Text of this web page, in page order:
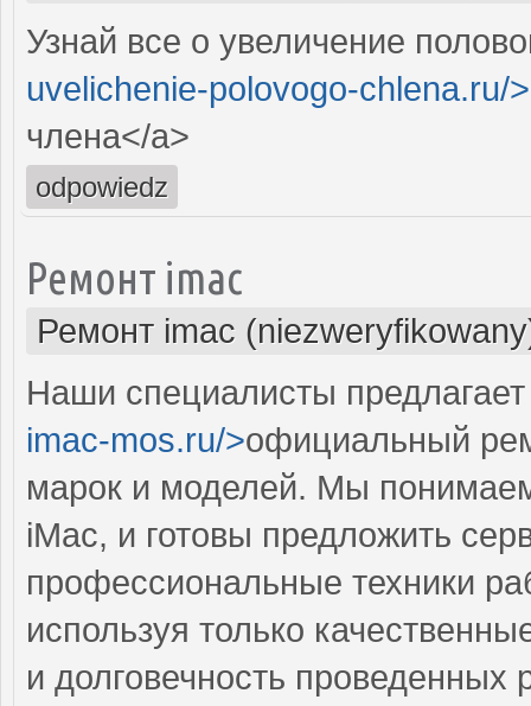
Узнай все о увеличение
uvelichenie-polovogo-chlena.ru/>
члена</a>
odpowiedz
Ремонт imac
Ремонт imac
Наши специалисты
imac-mos.ru/>официальный
марок и моделей. Мы
iMac, и готовы предложить
профессиональные техники
используя только
и долговечность проведенных